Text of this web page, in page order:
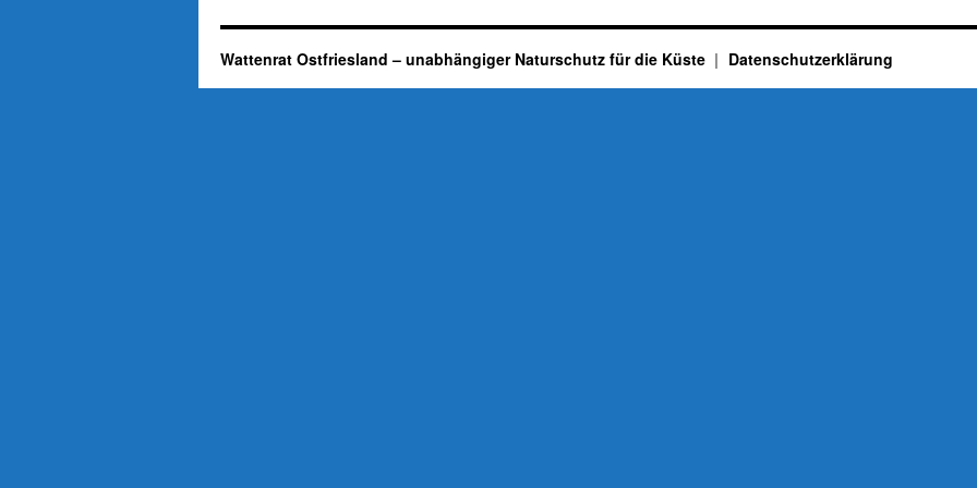
Wattenrat Ostfriesland – unabhängiger Naturschutz für die Küste Datenschutzerklärung